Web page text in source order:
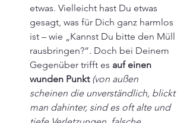
etwas. Vielleicht hast Du etwas
gesagt, was für Dich ganz harmlos
ist – wie „Kannst Du bitte den Müll
rausbringen?“. Doch bei Deinem
Gegenüber trifft es auf einen
wunden Punkt (von außen
scheinen die unverständlich, blickt
man dahinter, sind es oft alte und